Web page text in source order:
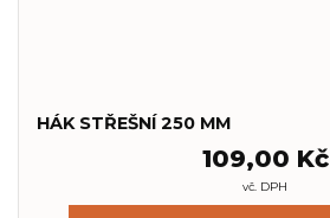
HÁK STŘEŠNÍ 250 MM
109,00 Kč
vč. DPH